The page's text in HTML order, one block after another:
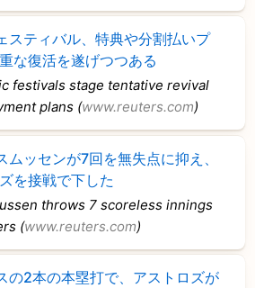
スティバル、特典や分割払いプ
な復活を遂げつつある
festivals stage tentative revival
plans (www.reuters.com)
ムッセンが7回を無失点に抑え、
を接戦で下した
throws 7 scoreless innings
(www.reuters.com)
の2本の本塁打で、アストロズが